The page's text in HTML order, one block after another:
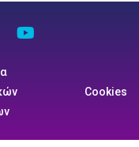
Cookies